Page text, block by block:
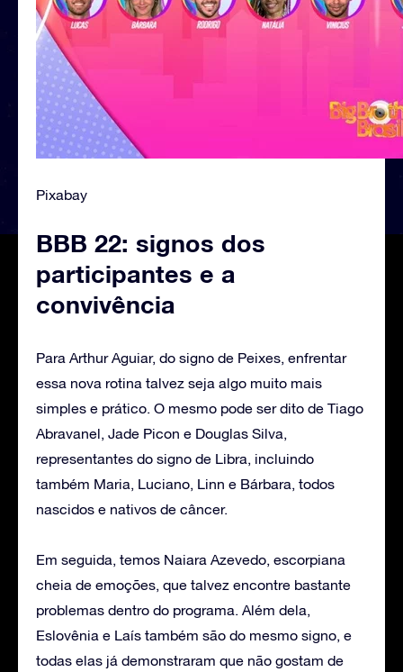
Pixabay
BBB 22: signos dos
participantes e a
convivência
Para Arthur Aguiar, do signo de Peixes, enfrentar
essa nova rotina talvez seja algo muito mais
simples e prático. O mesmo pode ser dito de Tiago
Abravanel, Jade Picon e Douglas Silva,
representantes do signo de Libra, incluindo
também Maria, Luciano, Linn e Bárbara, todos
nascidos e nativos de câncer.
Em seguida, temos Naiara Azevedo, escorpiana
cheia de emoções, que talvez encontre bastante
problemas dentro do programa. Além dela,
Eslovênia e Laís também são do mesmo signo, e
todas elas já demonstraram que não gostam de